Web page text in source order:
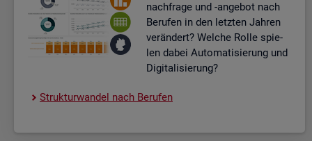
nach­fra­ge und -an­ge­bot nach
Be­ru­fen in den letz­ten Jah­ren
ver­än­dert? Wel­che Rolle spie­
len dabei Au­to­ma­ti­sie­rung und
Di­gi­ta­li­sie­rung?
Struk­tur­wan­del nach Be­ru­fen